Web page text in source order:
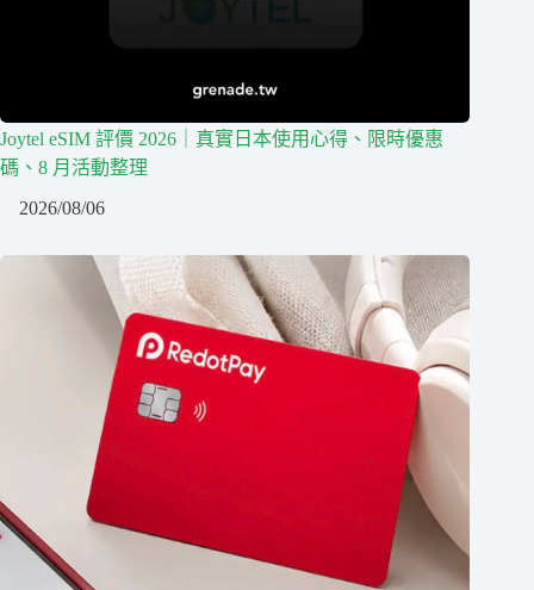
Joytel eSIM 評價 2026｜真實日本使用心得、限時優惠
碼、8 月活動整理
2026/08/06